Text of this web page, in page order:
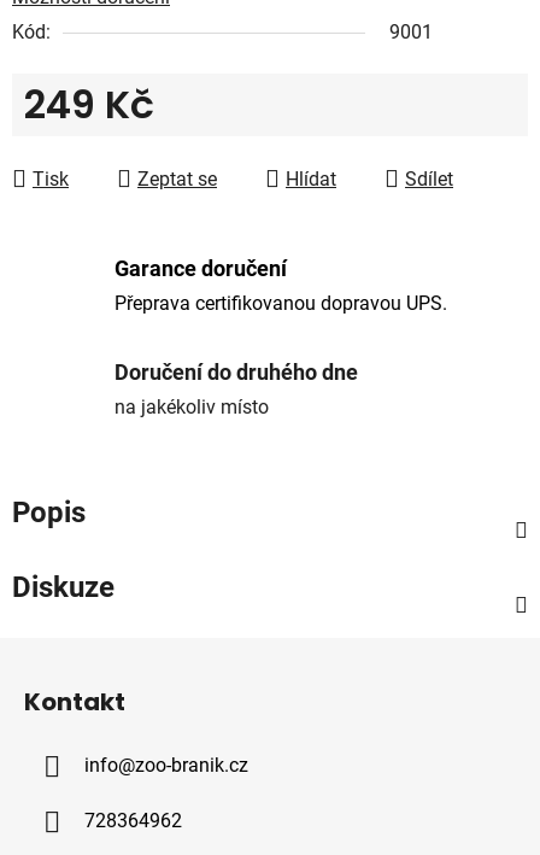
Kód:
9001
249 Kč
Tisk
Zeptat se Hlídat Sdílet
Garance doručení
Přeprava certifikovanou dopravou UPS.
Doručení do druhého dne
na jakékoliv místo
Popis
Diskuze
Kontakt
info@zoo-branik.cz
728364962